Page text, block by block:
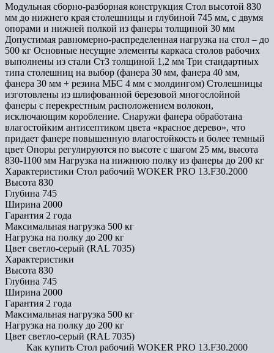
Модульная сборно-разборная конструкция Стол высотой 830
мм до нижнего края столешницы и глубиной 745 мм, с двумя
опорами и нижней полкой из фанеры толщиной 30 мм
Допустимая равномерно-распределенная нагрузка на стол – до
500 кг Основные несущие элементы каркаса столов рабочих
выполнены из стали Ст3 толщиной 1,2 мм Три стандартных
типа столешниц на выбор (фанера 30 мм, фанера 40 мм,
фанера 30 мм + резина МБС 4 мм с молдингом) Столешницы
изготовлены из шлифованной березовой многослойной
фанеры с перекрестным расположением волокон,
исключающим коробление. Снаружи фанера обработана
влагостойким антисептиком цвета «красное дерево», что
придает фанере повышенную влагостойкость и более темный
цвет Опоры регулируются по высоте с шагом 25 мм, высота
830-1100 мм Нагрузка на нижнюю полку из фанеры до 200 кг
Характеристики Стол рабочий WOKER PRO 13.F30.2000
Высота 830
Глубина 745
Ширина 2000
Гарантия 2 года
Максимальная нагрузка 500 кг
Нагрузка на полку до 200 кг
Цвет светло-серый (RAL 7035)
Характеристики
Высота 830
Глубина 745
Ширина 2000
Гарантия 2 года
Максимальная нагрузка 500 кг
Нагрузка на полку до 200 кг
Цвет светло-серый (RAL 7035)
Как купить Стол рабочий WOKER PRO 13.F30.2000